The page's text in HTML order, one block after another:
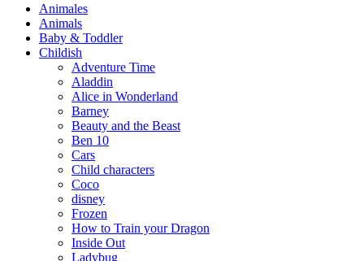
Animales
Animals
Baby & Toddler
Childish
Adventure Time
Aladdin
Alice in Wonderland
Barney
Beauty and the Beast
Ben 10
Cars
Child characters
Coco
disney
Frozen
How to Train your Dragon
Inside Out
Ladybug